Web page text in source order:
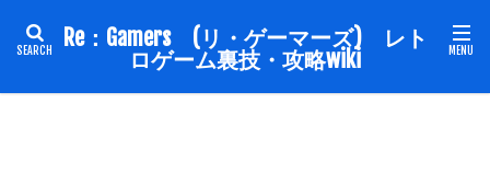
Re：Gamers (リ・ゲーマーズ) レト
ロゲーム裏技・攻略wiki